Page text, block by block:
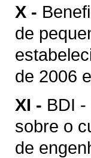
X -
de
de 2006
XI - BDI
sobre o
de